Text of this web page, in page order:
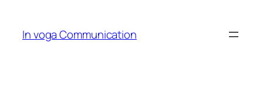
content
In voga Communication